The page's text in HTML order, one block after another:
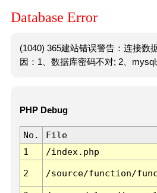
Database Error
(1040) 365建站错误警告：连接数
因：1、数据库密码不对; 2、mysql
PHP Debug
No. File
1
/index.php
2 /source/function/